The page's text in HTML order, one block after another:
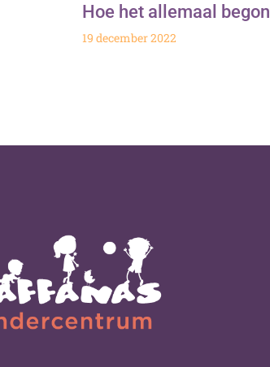
Hoe het allemaal begon
19 december 2022